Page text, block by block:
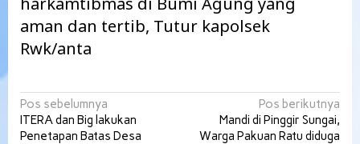
aman dan tertib, Tutur kapolsek
Rwk/anta
Navigasi
pos
Pos sebelumnya
ITERA dan Big lakukan
Penetapan Batas Desa
Pos berikutnya
Mandi di Pinggir Sungai,
Warga Pakuan Ratu diduga